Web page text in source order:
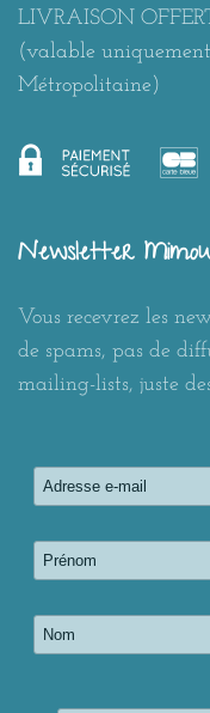
LIVRAISON
(valable
Métropolitaine)
Newsletter
Vous recevrez les
de spams, pas de
mailing-lists, juste